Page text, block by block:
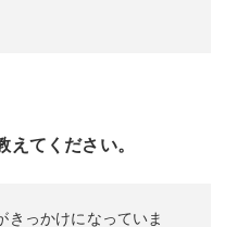
えてください。
きっかけになっていま